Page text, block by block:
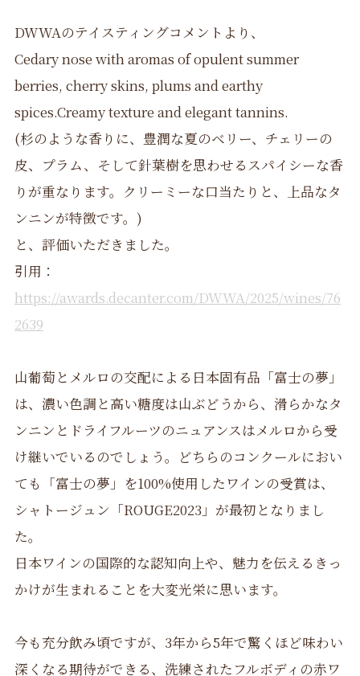
DWWAのテイスティングコメントより、
Cedary nose with aromas of opulent summer
berries, cherry skins, plums and earthy
spices.Creamy texture and elegant tannins.
(杉のような香りに、豊潤な夏のベリー、チェリーの
皮、プラム、そして針葉樹を思わせるスパイシーな香
りが重なります。クリーミーな口当たりと、上品なタ
ンニンが特徴です。)
と、評価いただきました。
引用：
https://awards.decanter.com/DWWA/2025/wines/76
2639
山葡萄とメルロの交配による日本固有品「富士の夢」
は、濃い色調と高い糖度は山ぶどうから、滑らかなタ
ンニンとドライフルーツのニュアンスはメルロから受
け継いでいるのでしょう。どちらのコンクールにおい
ても「富士の夢」を100%使用したワインの受賞は、
シャトージュン「ROUGE2023」が最初となりまし
た。
日本ワインの国際的な認知向上や、魅力を伝えるきっ
かけが生まれることを大変光栄に思います。
今も充分飲み頃ですが、3年から5年で驚くほど味わい
深くなる期待ができる、洗練されたフルボディの赤ワ